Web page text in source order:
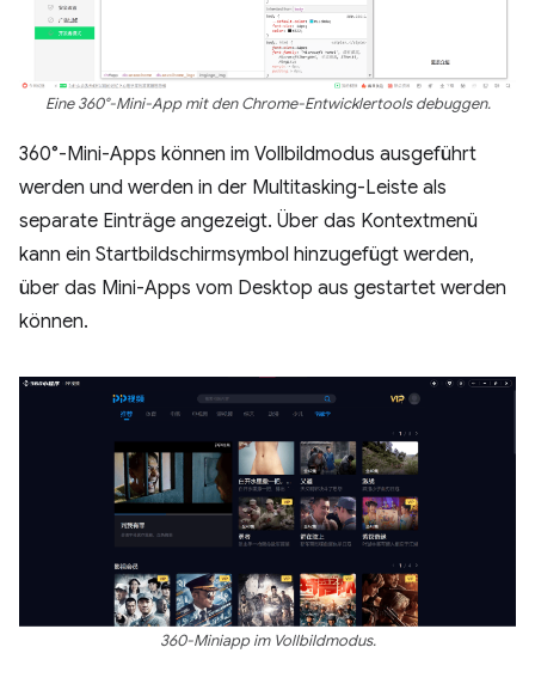
Eine 360°-Mini-App mit den Chrome-Entwicklertools debuggen.
360°-Mini-Apps können im Vollbildmodus ausgeführt
werden und werden in der Multitasking-Leiste als
separate Einträge angezeigt. Über das Kontextmenü
kann ein Startbildschirmsymbol hinzugefügt werden,
über das Mini-Apps vom Desktop aus gestartet werden
können.
360-Miniapp im Vollbildmodus.